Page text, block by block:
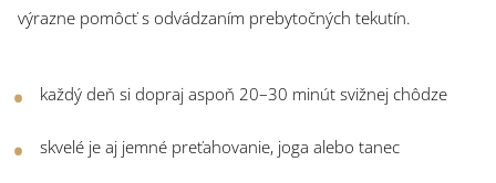
výrazne pomôcť s odvádzaním prebytočných tekutín.
každý deň si dopraj aspoň 20–30 minút svižnej chôdze
skvelé je aj jemné preťahovanie, joga alebo tanec